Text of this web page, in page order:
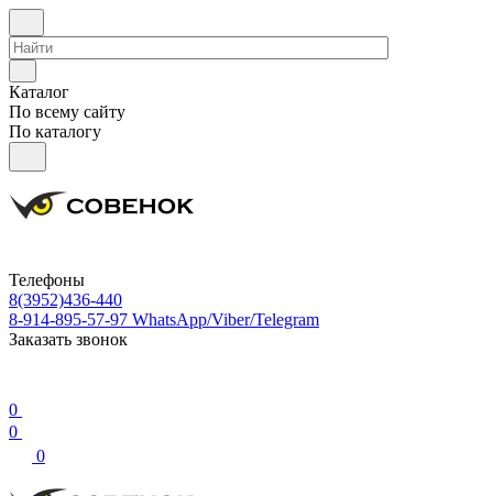
Каталог
По всему сайту
По каталогу
Телефоны
8(3952)436-440
8-914-895-57-97 WhatsApp/Viber/Telegram
Заказать звонок
0
0
0